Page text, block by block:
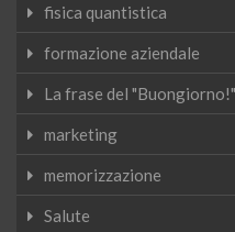
fisica quantistica
formazione aziendale
La frase del
marketing
memorizzazione
Salute